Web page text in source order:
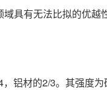
具有无法比拟的优越
铝材的2/3。其强度为